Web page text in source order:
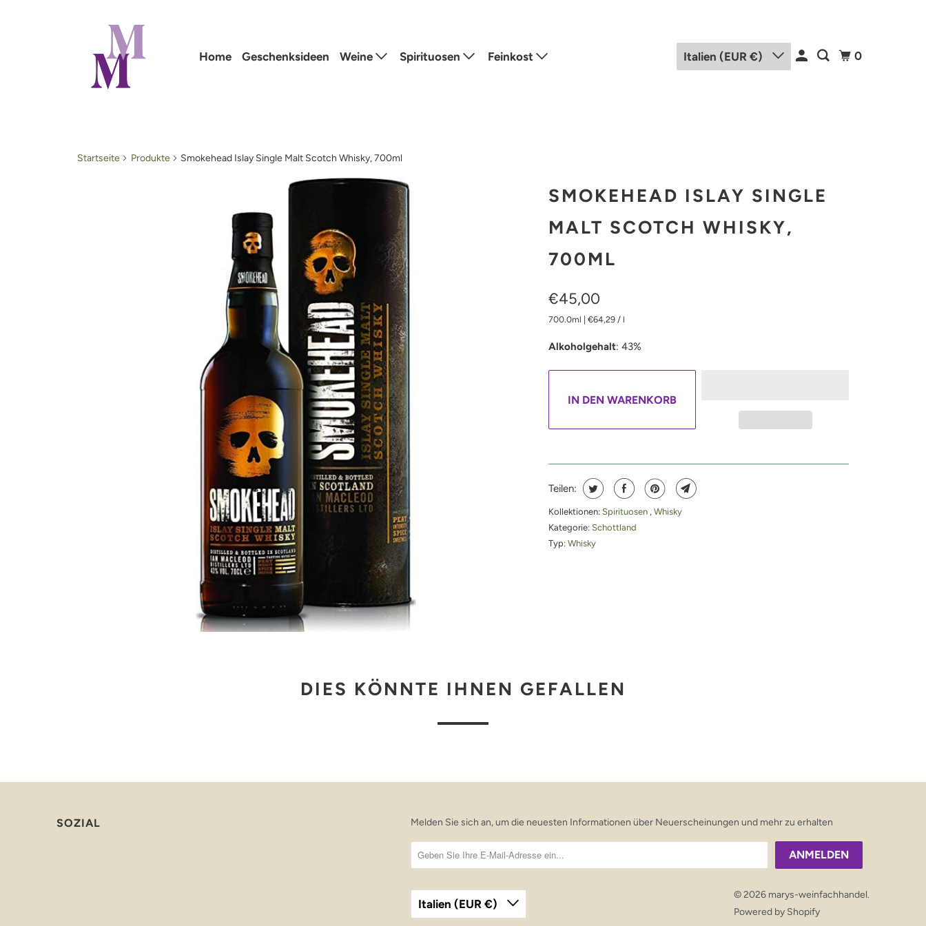
Home Geschenksideen Weine Spirituosen Feinkost Italien (EUR €) 0
Startseite Produkte Smokehead Islay Single Malt Scotch Whisky, 700ml
SMOKEHEAD ISLAY SINGLE
MALT SCOTCH WHISKY,
700ML
€45,00
700.0ml €64,29 / l
Alkoholgehalt: 43%
IN DEN WARENKORB
Teilen:
Kollektionen: Spirituosen , Whisky
Kategorie: Schottland
Typ: Whisky
DIES KÖNNTE IHNEN GEFALLEN
SOZIAL Melden Sie sich an, um die neuesten Informationen über Neuerscheinungen und mehr zu erhalten
Italien (EUR €)
© 2026 marys-weinfachhandel.
Powered by Shopify